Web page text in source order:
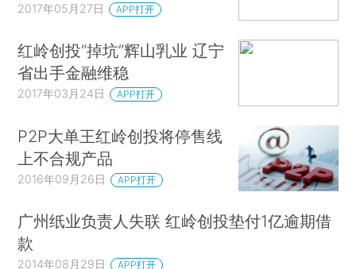
2017年05月27日 APP打开
红岭创投“掉坑”辉山乳业 辽宁
省出手金融维稳
2017年03月24日 APP打开
P2P大单王红岭创投将停售线
上不合规产品
2016年09月26日 APP打开
广州纸业负责人失联 红岭创投垫付1亿逾期借
款
2014年08月29日 APP打开